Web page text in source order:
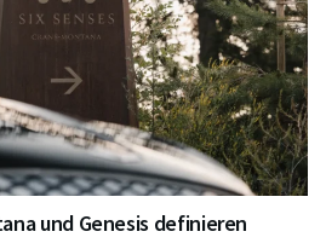
und Genesis definieren